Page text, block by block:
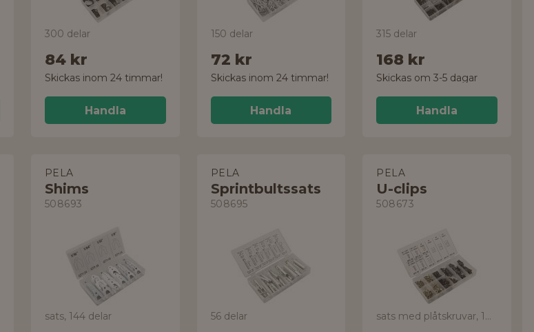
300 delar
84 kr
Skickas inom 24 timmar!
Handla
150 delar
72 kr
Skickas inom 24 timmar!
Handla
315 delar
168 kr
Skickas om 3-5 dagar
Handla
PELA
Shims
508693
sats, 144 delar
PELA
Sprintbultssats
508695
56 delar
PELA
U-clips
508673
sats med plåtskruvar, 170 delar